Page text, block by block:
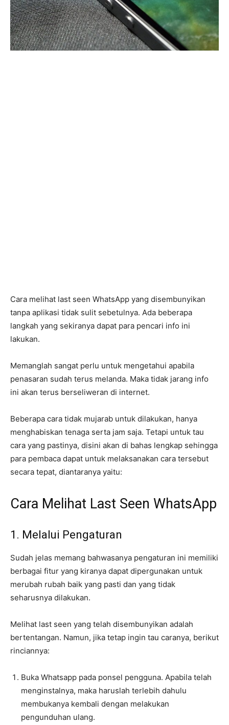
Cara melihat last seen WhatsApp yang disembunyikan
tanpa aplikasi tidak sulit sebetulnya. Ada beberapa
langkah yang sekiranya dapat para pencari info ini
lakukan.
Memanglah sangat perlu untuk mengetahui apabila
penasaran sudah terus melanda. Maka tidak jarang info
ini akan terus berseliweran di internet.
Beberapa cara tidak mujarab untuk dilakukan, hanya
menghabiskan tenaga serta jam saja. Tetapi untuk tau
cara yang pastinya, disini akan di bahas lengkap sehingga
para pembaca dapat untuk melaksanakan cara tersebut
secara tepat, diantaranya yaitu:
Cara Melihat Last Seen WhatsApp
1. Melalui Pengaturan
Sudah jelas memang bahwasanya pengaturan ini memiliki
berbagai fitur yang kiranya dapat dipergunakan untuk
merubah rubah baik yang pasti dan yang tidak
seharusnya dilakukan.
Melihat last seen yang telah disembunyikan adalah
bertentangan. Namun, jika tetap ingin tau caranya, berikut
rinciannya:
Buka Whatsapp pada ponsel pengguna. Apabila telah
menginstalnya, maka haruslah terlebih dahulu
membukanya kembali dengan melakukan
pengunduhan ulang.